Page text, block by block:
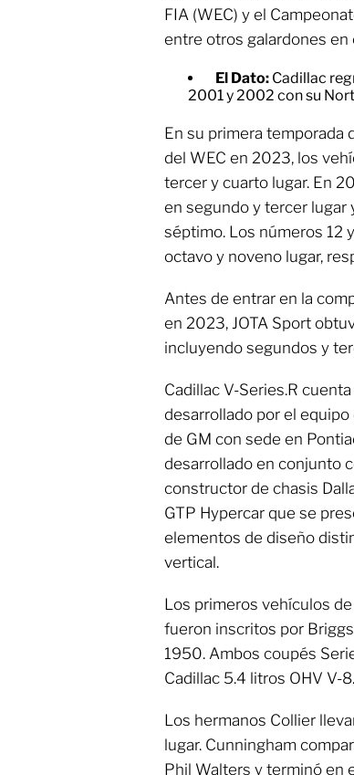
FIA (WEC) y el
entre otros galardones
El Dato: Cadillac
2001 y 2002 con su
En su primera temporada
del WEC en 2023, los
tercer y cuarto lugar. En
en segundo y tercer lugar
séptimo. Los números 12
octavo y noveno lugar,
Antes de entrar en la
en 2023, JOTA Sport
incluyendo segundos y
Cadillac V-Series.R
desarrollado por el
de GM con sede en
desarrollado en conjunto
constructor de chasis
GTP Hypercar que se
elementos de diseño
vertical.
Los primeros vehículos
fueron inscritos por
1950. Ambos coupés
Cadillac 5.4 litros OHV V-8.
Los hermanos Collier
lugar. Cunningham
Phil Walters y terminó en